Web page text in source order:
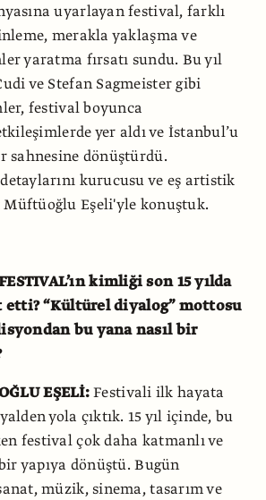
uyarlayan festival, farklı
merakla yaklaşma ve
yaratma fırsatı sundu. Bu yıl
ve Stefan Sagmeister gibi
festival boyunca
yer aldı ve İstanbul’u
sahnesine dönüştürdü.
kurucusu ve eş artistik
Eşeli'yle konuştuk.
kimliği son 15 yılda
etti? “Kültürel diyalog” mottosu
bu yana nasıl bir
EŞELİ:Festivali ilk hayata
yola çıktık. 15 yıl içinde, bu
festival çok daha katmanlı ve
yapıya dönüştü. Bugün
müzik, sinema, tasarım ve